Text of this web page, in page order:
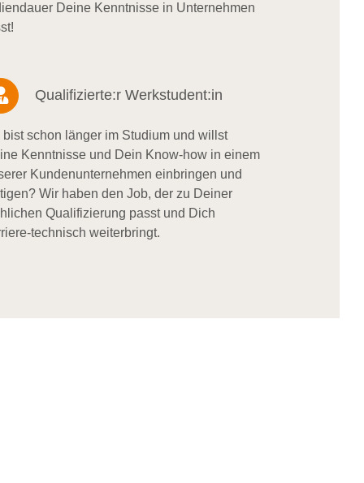
Deine Kenntnisse in Unternehmen
Qualifizierte:r Werkstudent:in
bist schon länger im Studium und willst
Kenntnisse und Dein Know-how in einem
Kundenunternehmen einbringen und
Wir haben den Job, der zu Deiner
Qualifizierung passt und Dich
technisch weiterbringt.